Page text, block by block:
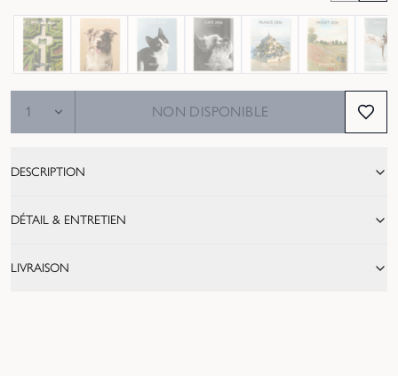
NON DISPONIBLE
DESCRIPTION
DÉTAIL & ENTRETIEN
LIVRAISON